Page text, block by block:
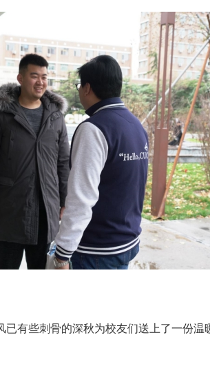
已有些刺骨的深秋为校友们送上了一份温